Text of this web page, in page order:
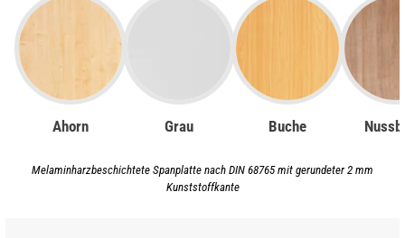
Ahorn Grau Buche
Melaminharzbeschichtete Spanplatte nach DIN 68765 mit gerundeter 2 mm
Kunststoffkante